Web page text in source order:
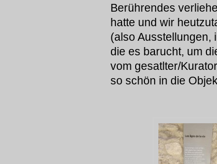
Berührendes
hatte und wir
(also Ausstellungen,
die es barucht, um
vom gesatlter/
so schön in die